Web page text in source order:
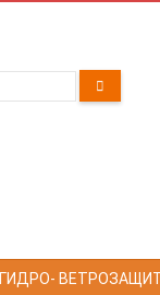
ГИДРО-